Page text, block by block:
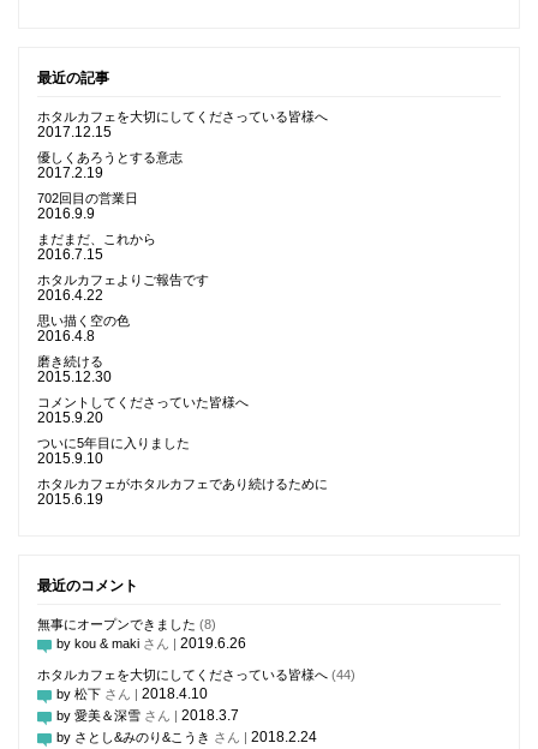
最近の記事
ホタルカフェを大切にしてくださっている皆様へ
2017.12.15
優しくあろうとする意志
2017.2.19
702回目の営業日
2016.9.9
まだまだ、これから
2016.7.15
ホタルカフェよりご報告です
2016.4.22
思い描く空の色
2016.4.8
磨き続ける
2015.12.30
コメントしてくださっていた皆様へ
2015.9.20
ついに5年目に入りました
2015.9.10
ホタルカフェがホタルカフェであり続けるために
2015.6.19
最近のコメント
無事にオープンできました (8)
by kou & maki さん | 2019.6.26
ホタルカフェを大切にしてくださっている皆様へ (44)
by 松下 さん | 2018.4.10
by 愛美＆深雪 さん | 2018.3.7
by さとし&みのり&こうき さん | 2018.2.24